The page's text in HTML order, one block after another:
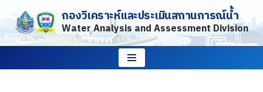
Skip
to
กองวิเคราะห์และประเมินสถานการณ์น้ำ
Water Analysis and Assessment Division